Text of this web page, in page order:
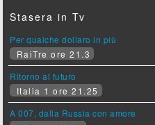
Stasera in Tv
Per qualche dollaro in più
RaiTre ore 21.3
Ritorno al futuro
Italia 1 ore 21.25
A 007, dalla Russia con amore